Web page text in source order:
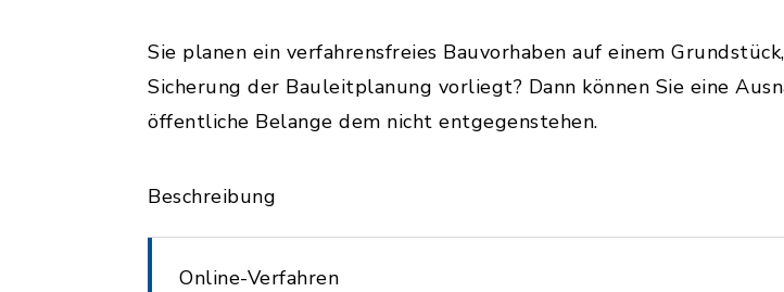
Sie planen ein verfahrensfreies Bauvorhaben auf einem
Sicherung der Bauleitplanung vorliegt? Dann können Sie eine
öffentliche Belange dem nicht entgegenstehen.
Beschreibung
Online-Verfahren